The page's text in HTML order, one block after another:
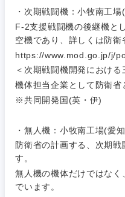
・次期戦闘機：小牧南工
F-2支援戦闘機の後継機と
空機であり、詳しくは防衛
https://www.mod.go.jp/j/
＜次期戦闘機開発におけ
機体担当企業として防衛省
※共同開発国(英・伊)
・無人機：小牧南工場(愛
防衛省の計画する、次期
す。
無人機の機体だけではな
でいます。
建設・施
工管理
事務職
サービス
その他
千葉県
神奈川県